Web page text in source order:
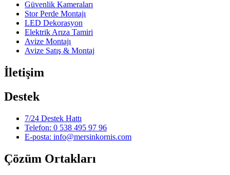
Güvenlik Kameraları
Stor Perde Montajı
LED Dekorasyon
Elektrik Arıza Tamiri
Avize Montajı
Avize Satış & Montaj
İletişim
Destek
7/24 Destek Hattı
Telefon: 0 538 495 97 96
E-posta: info@mersinkornis.com
Çözüm Ortakları